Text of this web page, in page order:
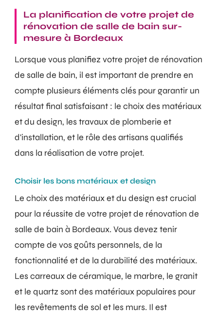
La planification de votre projet de
rénovation de salle de bain sur-
mesure à Bordeaux
Lorsque vous planifiez votre projet de rénovation
de salle de bain, il est important de prendre en
compte plusieurs éléments clés pour garantir un
résultat final satisfaisant : le choix des matériaux
et du design, les travaux de plomberie et
d'installation, et le rôle des artisans qualifiés
dans la réalisation de votre projet.
Choisir les bons matériaux et design
Le choix des matériaux et du design est crucial
pour la réussite de votre projet de rénovation de
salle de bain à Bordeaux. Vous devez tenir
compte de vos goûts personnels, de la
fonctionnalité et de la durabilité des matériaux.
Les carreaux de céramique, le marbre, le granit
et le quartz sont des matériaux populaires pour
les revêtements de sol et les murs. Il est